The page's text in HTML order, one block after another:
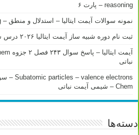
reasoning – پارت ۶
نمونه سوالات آیمت ایتالیا – استدلال و منطق – Logical reasoning – پارت ۵
ثبت نام دوره شبیه ساز آیمت ایتالیا ۲۰۲۶ درس شیمی IMAT استاد نباتی
نباتی
Chem – شیمی آیمت نباتی
دسته‌ها